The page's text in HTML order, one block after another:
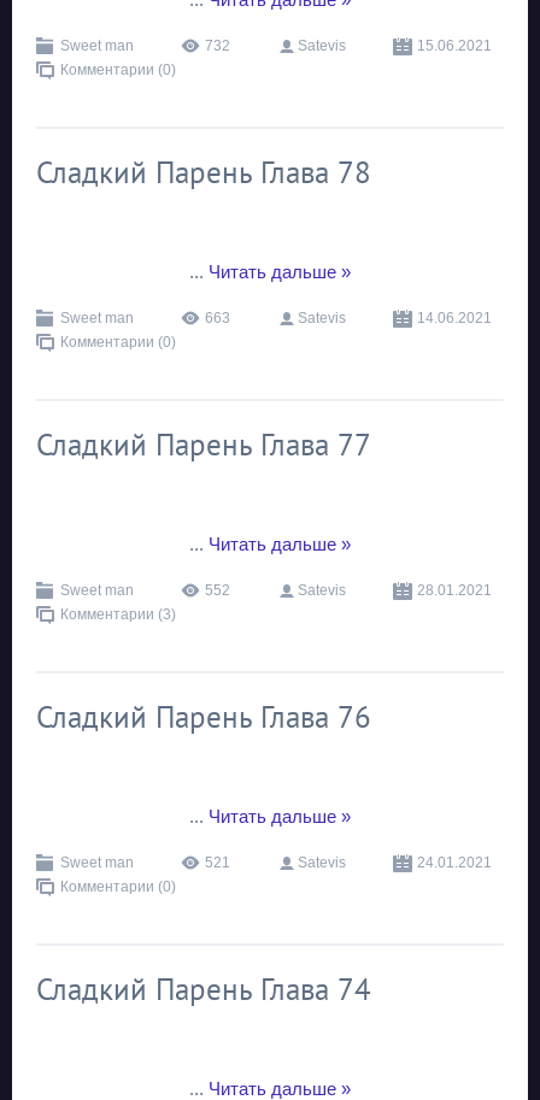
Sweet man 732 Satevis
15.06.2021
Комментарии (0)
Сладкий Парень Глава 78
... Читать дальше »
Sweet man 663 Satevis
14.06.2021
Комментарии (0)
Сладкий Парень Глава 77
... Читать дальше »
Sweet man 552 Satevis
28.01.2021
Комментарии (3)
Сладкий Парень Глава 76
... Читать дальше »
Sweet man 521 Satevis
24.01.2021
Комментарии (0)
Сладкий Парень Глава 74
... Читать дальше »